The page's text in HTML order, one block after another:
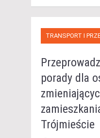
TRANSPORT I
porady dla
Trójmieście